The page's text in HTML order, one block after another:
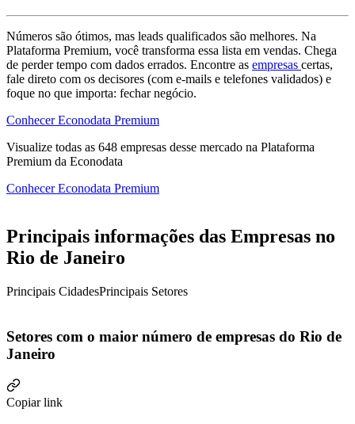
Números são ótimos, mas leads qualificados são melhores. Na
Plataforma Premium, você transforma essa lista em vendas. Chega
de perder tempo com dados errados. Encontre as empresas certas,
fale direto com os decisores (com e-mails e telefones validados) e
foque no que importa: fechar negócio.
Conhecer Econodata Premium
Visualize todas as 648 empresas desse mercado na Plataforma
Premium da Econodata
Conhecer Econodata Premium
Principais informações das Empresas no
Rio de Janeiro
Principais CidadesPrincipais Setores
Setores com o maior número de empresas do Rio de
Janeiro
Copiar link